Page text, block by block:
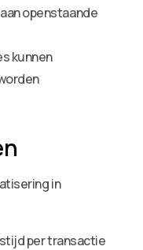
openstaande
kunnen
in
per transactie